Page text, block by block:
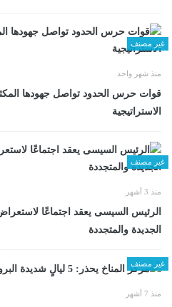
غير مصنف
منذ شهر واحد
قوات حرس الحدود تواصل جهودها
الاستراتيجية
غير مصنف
منذ 3 أشهر
الرئيس السيسى يعقد اجتماعًا
الجديدة والمتجددة
غير مصنف
منذ 7 أشهر